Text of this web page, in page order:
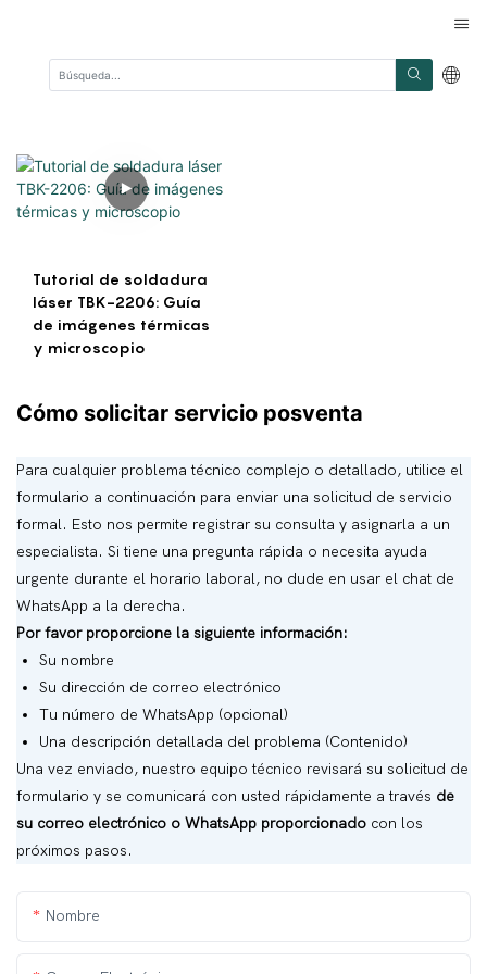
Tutorial de soldadura
láser TBK-2206: Guía
de imágenes térmicas
y microscopio
Cómo solicitar servicio posventa
Para cualquier problema técnico complejo o detallado, utilice el
formulario a continuación para enviar una solicitud de servicio
formal. Esto nos permite registrar su consulta y asignarla a un
especialista. Si tiene una pregunta rápida o necesita ayuda
urgente durante el horario laboral, no dude en usar el chat de
WhatsApp a la derecha.
Por favor proporcione la siguiente información:
Su nombre
Su dirección de correo electrónico
Tu número de WhatsApp (opcional)
Una descripción detallada del problema (Contenido)
Una vez enviado, nuestro equipo técnico revisará su solicitud de
formulario y se comunicará con usted rápidamente a través de
su correo electrónico o WhatsApp proporcionado con los
próximos pasos.
Nombre